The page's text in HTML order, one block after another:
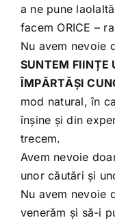
a ne pune
facem ORICE –
Nu avem nevoie
SUNTEM FIINȚE
ÎMPĂRTĂȘI
mod natural, în
înșine și din
trecem.
Avem nevoie
unor căutări și
Nu avem nevoie
venerăm și să-i